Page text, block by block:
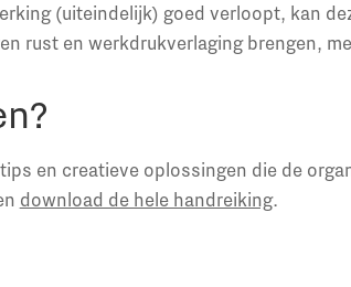
(uiteindelijk) goed verloopt, kan
rust en werkdrukverlaging brengen,
en creatieve oplossingen die de
download de hele handreiking.